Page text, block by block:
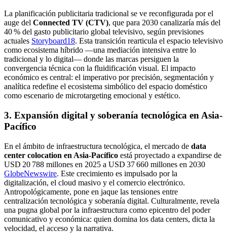
La planificación publicitaria tradicional se ve reconfigurada por el
auge del Connected TV (CTV), que para 2030 canalizaría más del
40 % del gasto publicitario global televisivo, según previsiones
actuales Storyboard18. Esta transición rearticula el espacio televisivo
como ecosistema híbrido —una mediación intensiva entre lo
tradicional y lo digital— donde las marcas persiguen la
convergencia técnica con la fluidificación visual. El impacto
económico es central: el imperativo por precisión, segmentación y
analítica redefine el ecosistema simbólico del espacio doméstico
como escenario de microtargeting emocional y estético.
3. Expansión digital y soberanía tecnológica en Asia-
Pacífico
En el ámbito de infraestructura tecnológica, el mercado de data
center colocation en Asia‑Pacífico está proyectado a expandirse de
USD 20 788 millones en 2025 a USD 37 660 millones en 2030
GlobeNewswire. Este crecimiento es impulsado por la
digitalización, el cloud masivo y el comercio electrónico.
Antropológicamente, pone en jaque las tensiones entre
centralización tecnológica y soberanía digital. Culturalmente, revela
una pugna global por la infraestructura como epicentro del poder
comunicativo y económica: quien domina los data centers, dicta la
velocidad, el acceso y la narrativa.